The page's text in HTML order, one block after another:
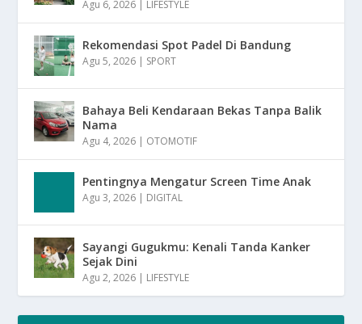
Agu 6, 2026 | LIFESTYLE
Rekomendasi Spot Padel Di Bandung
Agu 5, 2026 | SPORT
Bahaya Beli Kendaraan Bekas Tanpa Balik
Nama
Agu 4, 2026 | OTOMOTIF
Pentingnya Mengatur Screen Time Anak
Agu 3, 2026 | DIGITAL
Sayangi Gugukmu: Kenali Tanda Kanker
Sejak Dini
Agu 2, 2026 | LIFESTYLE